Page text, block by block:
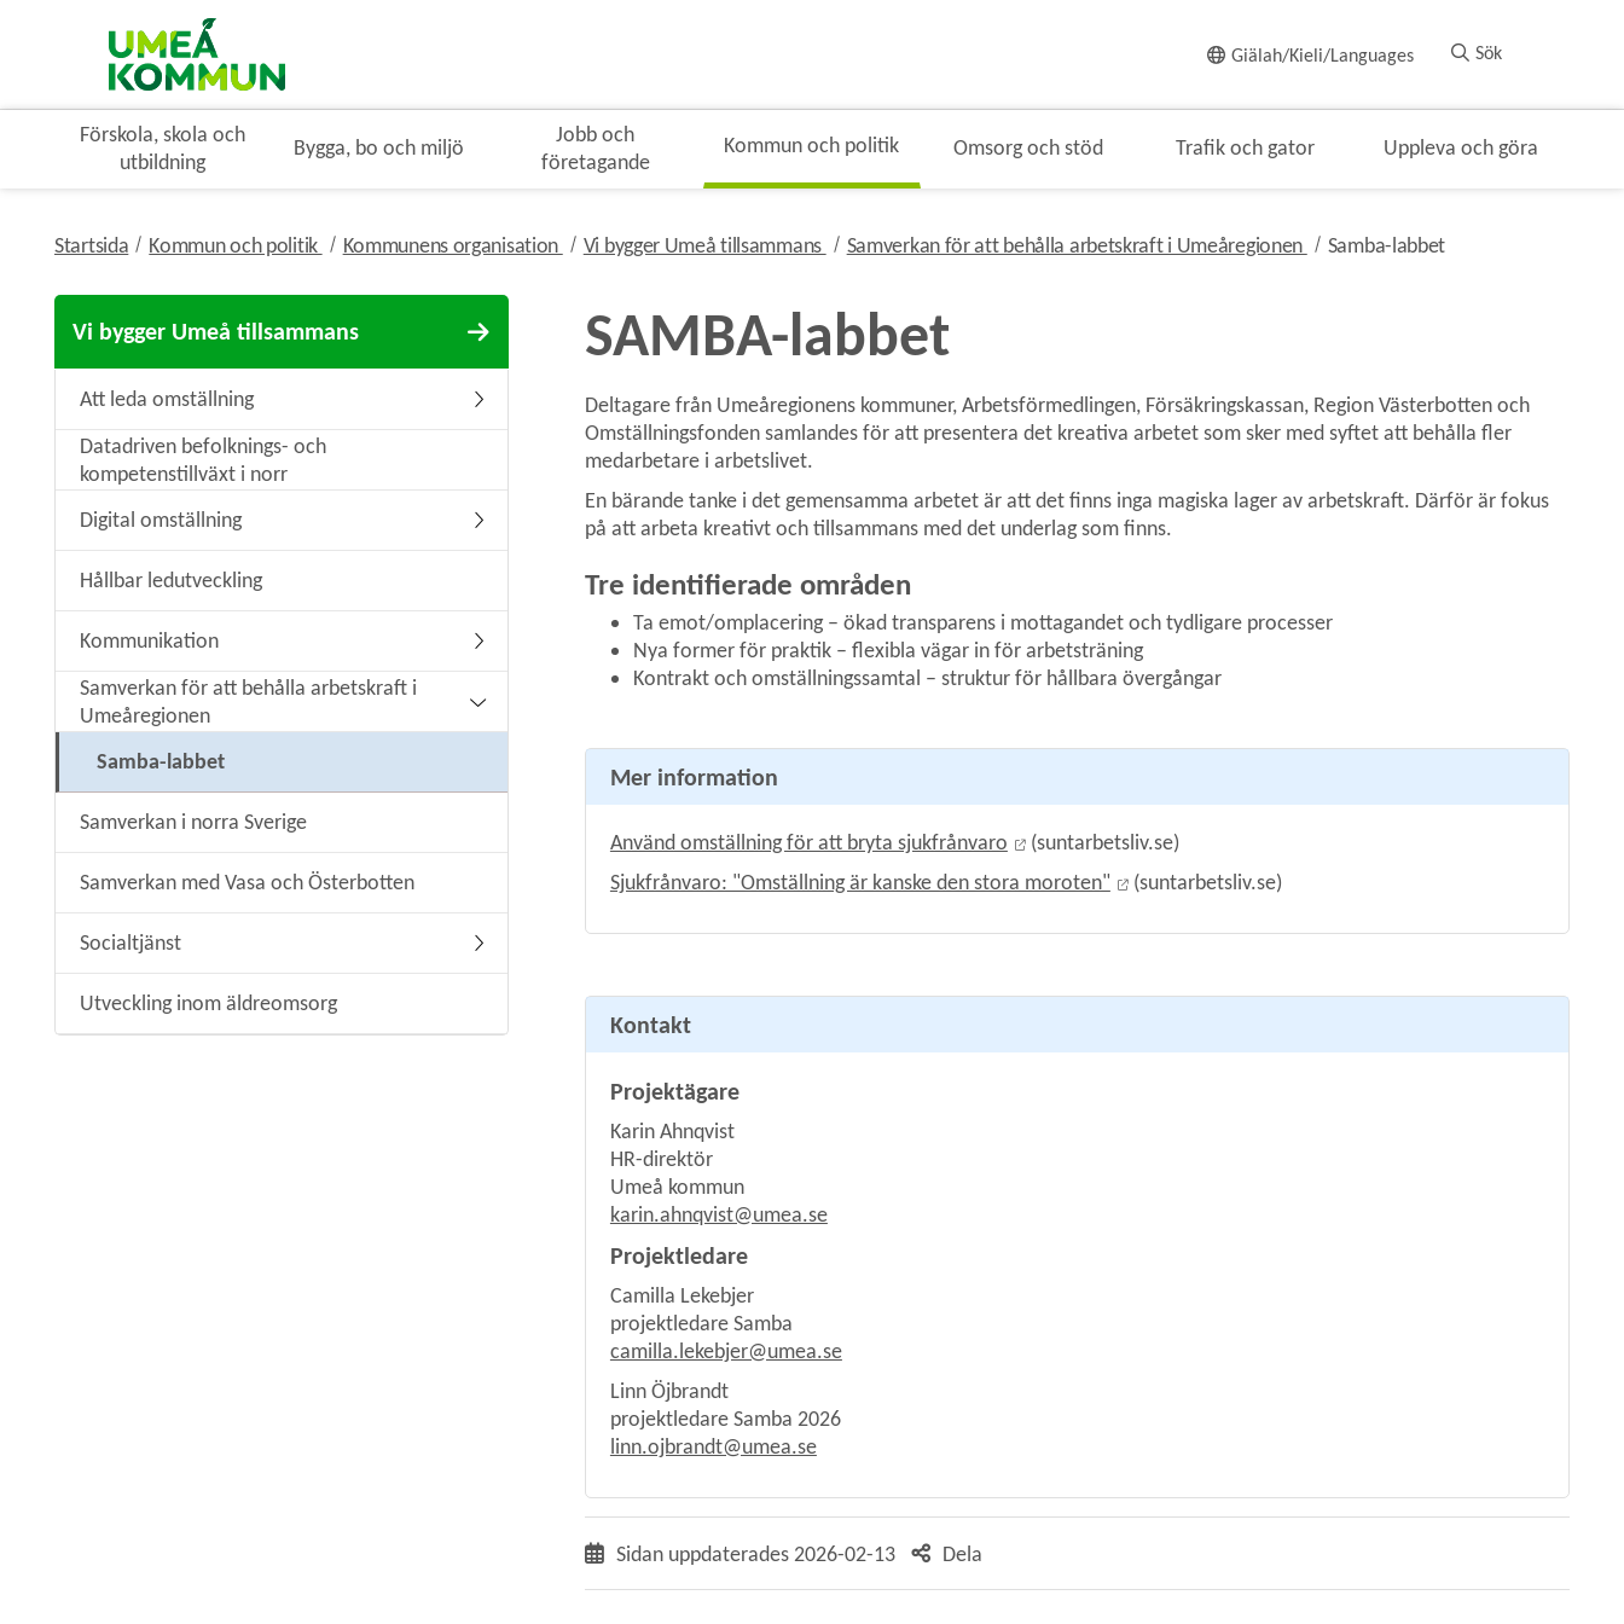
Giälah/Kieli/Languages Sök
Förskola, skola och
utbildning
Bygga, bo och miljö
Jobb och
företagande
Kommun och politik Omsorg och stöd Trafik och gator Uppleva och göra
Startsida Kommun och politik nivå i brödsmulenavigeringen
Kommunens organisation nivå i brödsmulenavigeringen
Vi bygger Umeå tillsammans nivå i brödsmulenavigeringen
Samverkan för att behålla arbetskraft i Umeåregionen nivå i brödsmulenavigeringen
Samba-labbetnivå i
Vi bygger Umeå tillsammans
Att leda omställning Undermeny för Att leda omställning
Datadriven befolknings- och
kompetenstillväxt i norr
Digital omställning
Undermeny för Digital omställning
Hållbar ledutveckling
Kommunikation Undermeny för Kommunikation
Samverkan för att behålla arbetskraft i
Umeåregionen
Undermeny för Samverkan för att behålla arbetskraft i Umeåregionen
Samba-labbet
Samverkan i norra Sverige
Samverkan med Vasa och Österbotten
Socialtjänst Undermeny för Socialtjänst
Utveckling inom äldreomsorg
SAMBA-labbet
Deltagare från Umeåregionens kommuner, Arbetsförmedlingen, Försäkringskassan, Region Västerbotten och
Omställningsfonden samlandes för att presentera det kreativa arbetet som sker med syftet att behålla fler
medarbetare i arbetslivet.
En bärande tanke i det gemensamma arbetet är att det finns inga magiska lager av arbetskraft. Därför är fokus
på att arbeta kreativt och tillsammans med det underlag som finns.
Tre identifierade områden
Ta emot/omplacering – ökad transparens i mottagandet och tydligare processer
Nya former för praktik – flexibla vägar in för arbetsträning
Kontrakt och omställningssamtal – struktur för hållbara övergångar
Mer information
Använd omställning för att bryta sjukfrånvaro Länk till annan webbplats, öppnas i nytt fönster.
(suntarbetsliv.se)
Sjukfrånvaro: "Omställning är kanske den stora moroten"
Länk till annan webbplats, öppnas i nytt fönster.
(suntarbetsliv.se)
Kontakt
Projektägare
Karin Ahnqvist
HR-direktör
Umeå kommun
karin.ahnqvist@umea.se
Projektledare
Camilla Lekebjer
projektledare Samba
camilla.lekebjer@umea.se
Linn Öjbrandt
projektledare Samba 2026
linn.ojbrandt@umea.se
Sidan uppdaterades2026-02-13 Dela